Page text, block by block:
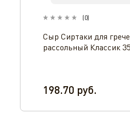
(0)
Сыр Сиртаки для
рассольный Классик
198.70 руб.